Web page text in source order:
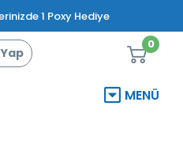
1 Poxy Hediye
0
MENÜ